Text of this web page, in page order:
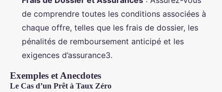
de comprendre toutes les conditions associées à
chaque offre, telles que les frais de dossier, les
pénalités de remboursement anticipé et les
exigences d’assurance3.
Exemples et Anecdotes
Le Cas d’un Prêt à Taux Zéro